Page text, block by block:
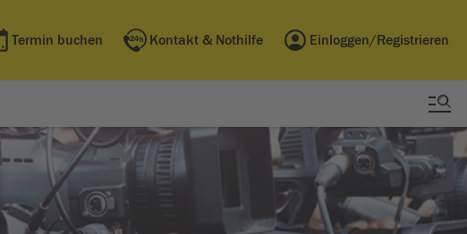
Termin buchen Kontakt & Nothilfe Einloggen/Registrieren